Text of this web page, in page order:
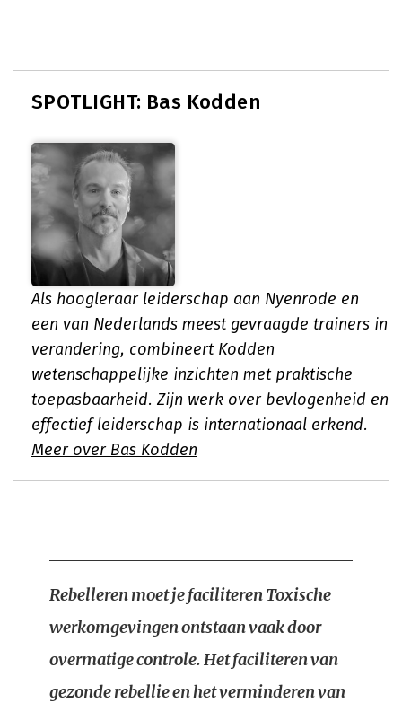
SPOTLIGHT: Bas Kodden
Als hoogleraar leiderschap aan Nyenrode en
een van Nederlands meest gevraagde trainers in
verandering, combineert Kodden
wetenschappelijke inzichten met praktische
toepasbaarheid. Zijn werk over bevlogenheid en
effectief leiderschap is internationaal erkend.
Meer over Bas Kodden
Rebelleren moet je faciliterenToxische
werkomgevingen ontstaan vaak door
overmatige controle. Het faciliteren van
gezonde rebellie en het verminderen van